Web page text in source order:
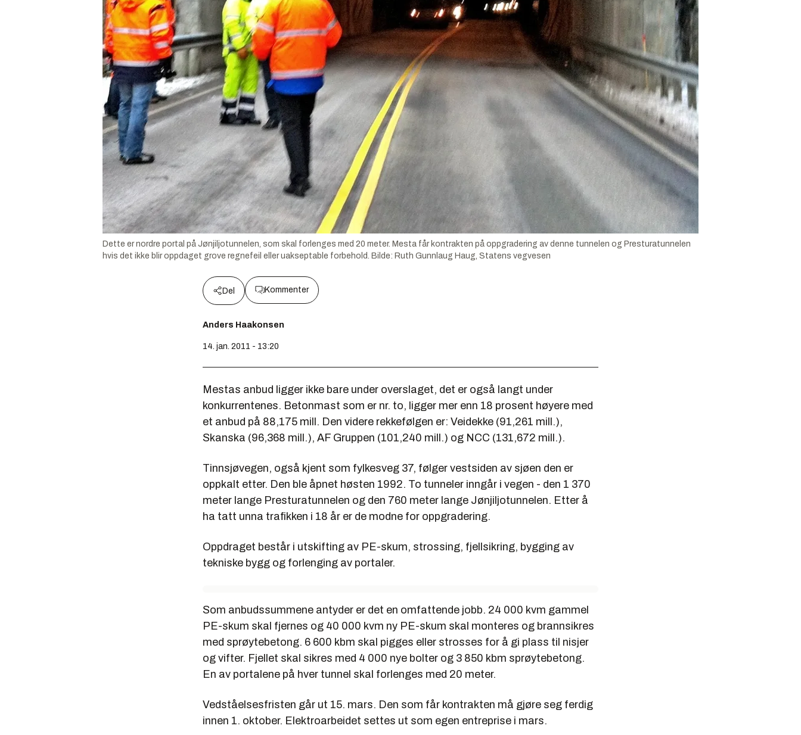
Dette er nordre portal på Jønjiljotunnelen, som skal forlenges med 20 meter. Mesta får kontrakten på oppgradering av denne tunnelen og Presturatunnelen
hvis det ikke blir oppdaget grove regnefeil eller uakseptable forbehold. Bilde: Ruth Gunnlaug Haug, Statens vegvesen
Del Kommenter
Anders Haakonsen
14. jan. 2011 - 13:20
Mestas anbud ligger ikke bare under overslaget, det er også langt under
konkurrentenes. Betonmast som er nr. to, ligger mer enn 18 prosent høyere med
et anbud på 88,175 mill. Den videre rekkefølgen er: Veidekke (91,261 mill.),
Skanska (96,368 mill.), AF Gruppen (101,240 mill.) og NCC (131,672 mill.).
Tinnsjøvegen, også kjent som fylkesveg 37, følger vestsiden av sjøen den er
oppkalt etter. Den ble åpnet høsten 1992. To tunneler inngår i vegen - den 1 370
meter lange Presturatunnelen og den 760 meter lange Jønjiljotunnelen. Etter å
ha tatt unna trafikken i 18 år er de modne for oppgradering.
Oppdraget består i utskifting av PE-skum, strossing, fjellsikring, bygging av
tekniske bygg og forlenging av portaler.
Som anbudssummene antyder er det en omfattende jobb. 24 000 kvm gammel
PE-skum skal fjernes og 40 000 kvm ny PE-skum skal monteres og brannsikres
med sprøytebetong. 6 600 kbm skal pigges eller strosses for å gi plass til nisjer
og vifter. Fjellet skal sikres med 4 000 nye bolter og 3 850 kbm sprøytebetong.
En av portalene på hver tunnel skal forlenges med 20 meter.
Vedståelsesfristen går ut 15. mars. Den som får kontrakten må gjøre seg ferdig
innen 1. oktober. Elektroarbeidet settes ut som egen entreprise i mars.